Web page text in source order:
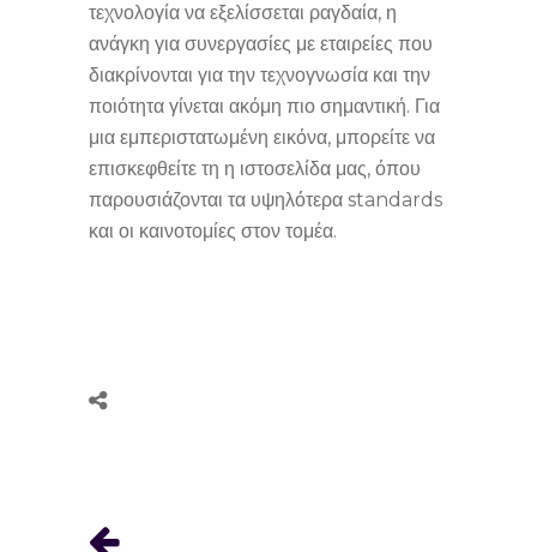
τεχνολογία να εξελίσσεται ραγδαία, η
ανάγκη για συνεργασίες με εταιρείες που
διακρίνονται για την τεχνογνωσία και την
ποιότητα γίνεται ακόμη πιο σημαντική. Για
μια εμπεριστατωμένη εικόνα, μπορείτε να
επισκεφθείτε τη η ιστοσελίδα μας, όπου
παρουσιάζονται τα υψηλότερα standards
και οι καινοτομίες στον τομέα.